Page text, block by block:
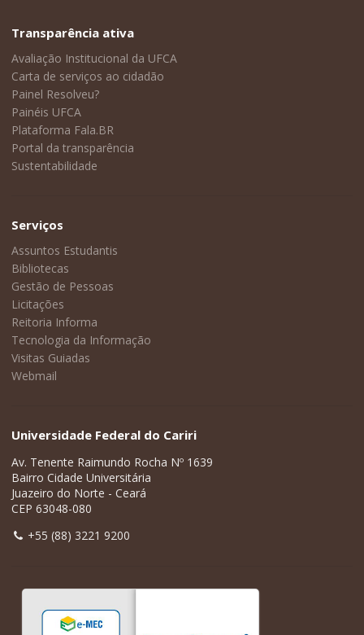
Transparência ativa
Avaliação Institucional da UFCA
Carta de serviços ao cidadão
Painel Resolveu?
Painéis UFCA
Plataforma Fala.BR
Portal da transparência
Sustentabilidade
Serviços
Assuntos Estudantis
Bibliotecas
Gestão de Pessoas
Licitações
Reitoria Informa
Tecnologia da Informação
Visitas Guiadas
Webmail
Universidade Federal do Cariri
Av. Tenente Raimundo Rocha Nº 1639
Bairro Cidade Universitária
Juazeiro do Norte - Ceará
CEP 63048-080
+55 (88) 3221 9200